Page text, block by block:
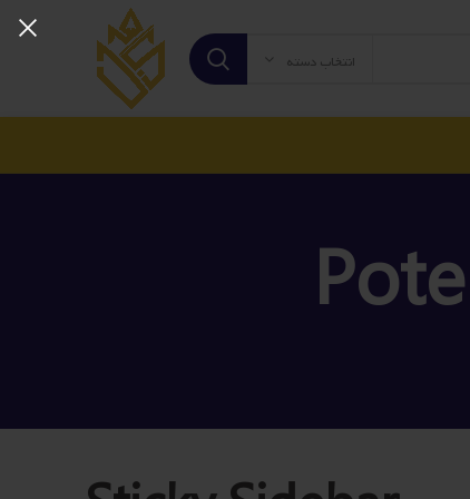
انتخاب دسته